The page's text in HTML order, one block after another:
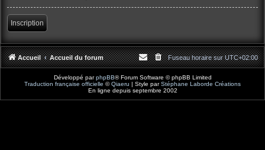
Inscription
Accueil Accueil du forum Fuseau horaire surUTC+02:00
Développé parphpBB® Forum Software © phpBB Limited
Traduction française officielle ©Qiaeru | Style parStéphane Laborde Créations
En ligne depuis septembre 2002